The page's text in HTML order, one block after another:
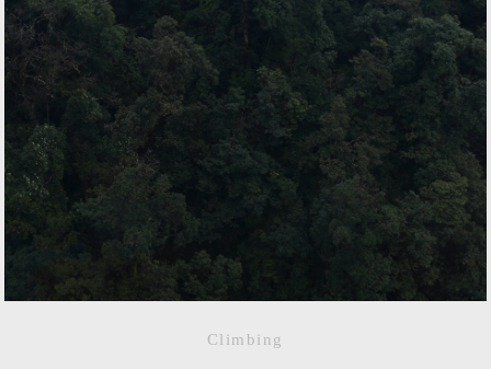
Climbing